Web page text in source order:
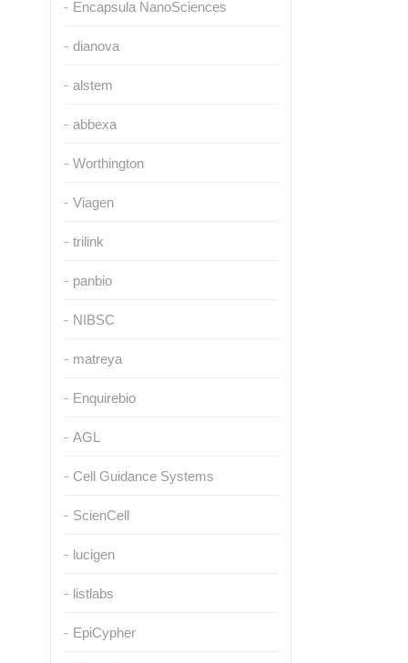
Encapsula NanoSciences
dianova
alstem
abbexa
Worthington
Viagen
trilink
panbio
NIBSC
matreya
Enquirebio
AGL
Cell Guidance Systems
ScienCell
lucigen
listlabs
EpiCypher